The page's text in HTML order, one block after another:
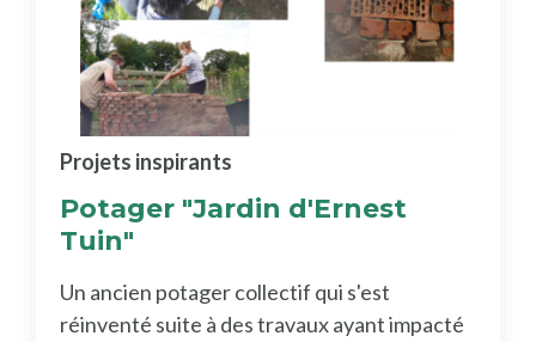
Potager "Jardin d'Ernest
Tuin"
Projets inspirants
Un ancien potager collectif qui s'est
réinventé suite à des travaux ayant impacté